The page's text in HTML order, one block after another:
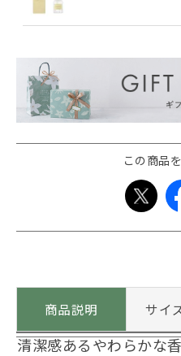
この商品
商品説明 サイ
清潔感あるやわらかな